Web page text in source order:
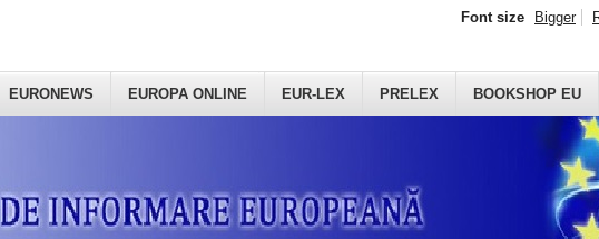
EURONEWS EUROPA ONLINE EUR-LEX PRELEX BOOKSHOP EU
Font size Bigger